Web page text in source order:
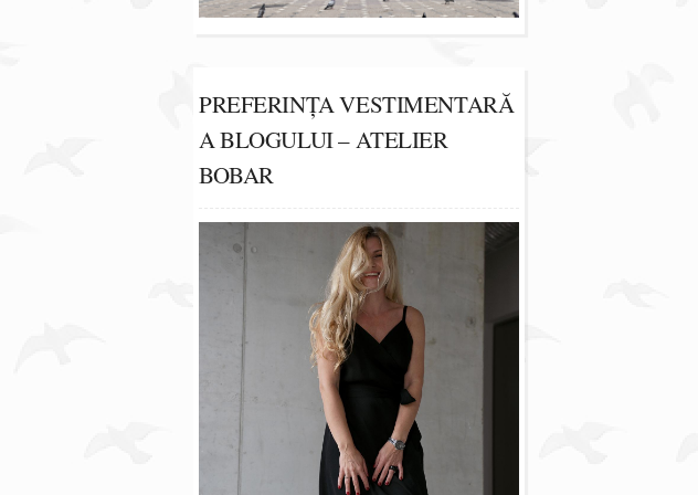
PREFERINȚA VESTIMENTARĂ
A BLOGULUI – ATELIER
BOBAR